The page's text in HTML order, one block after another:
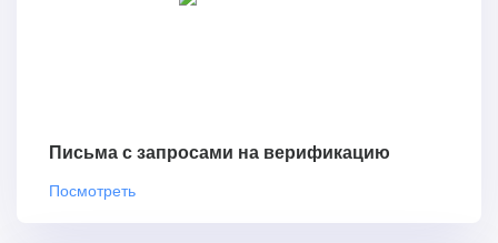
Письма с запросами на верификацию
Посмотреть